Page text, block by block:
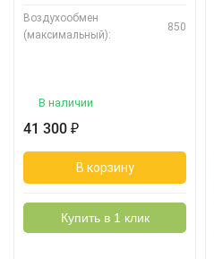
Воздухообмен
(максимальный):
850
В наличии
41 300 ₽
В корзину
Купить в 1 клик